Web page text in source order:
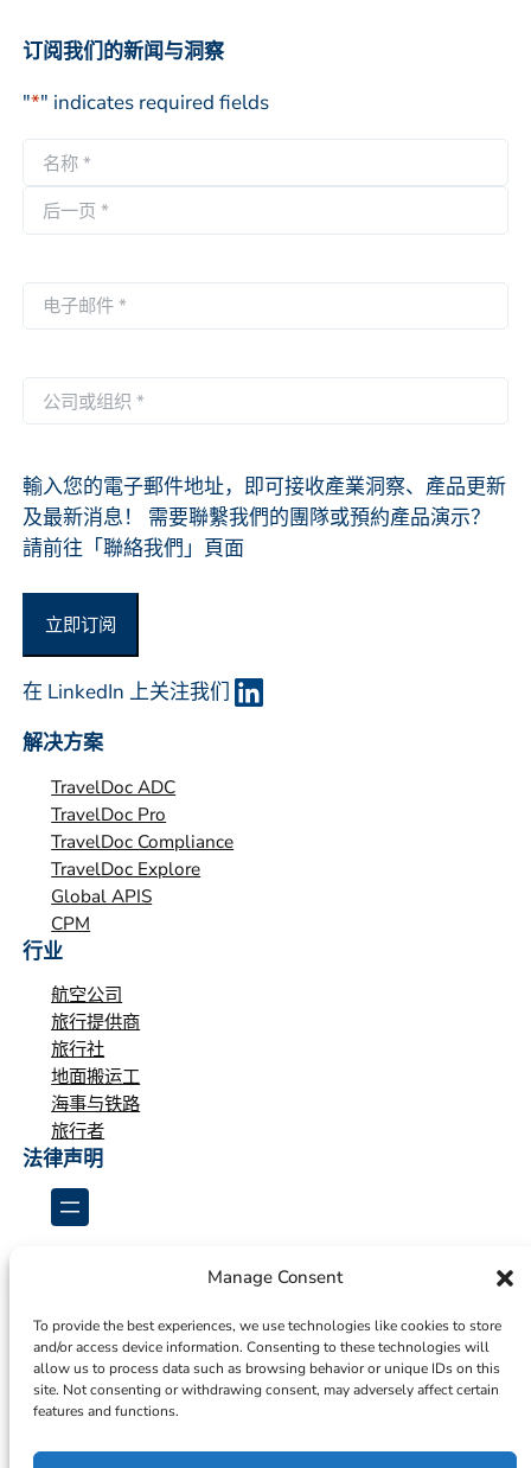
Manage Consent
To provide the best experiences, we use technologies like cookies to store
and/or access device information. Consenting to these technologies will
allow us to process data such as browsing behavior or unique IDs on this
site. Not consenting or withdrawing consent, may adversely affect certain
features and functions.
订阅我们的新闻与洞察
"*" indicates required fields
称
一
一
子
件
*
司
组
织
*
輸入您的電子郵件地址，即可接收產業洞察、產品更新
及最新消息！ 需要聯繫我們的團隊或預約產品演示？
請前往「聯絡我們」頁面
立即订阅
在 LinkedIn 上关注我们
解决方案
TravelDoc ADC
TravelDoc Pro
TravelDoc Compliance
TravelDoc Explore
Global APIS
CPM
行业
航空公司
旅行提供商
旅行社
地面搬运工
海事与铁路
旅行者
法律声明